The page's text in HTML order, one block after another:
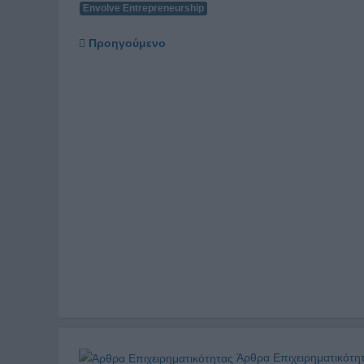
Envolve Entrepreneurship
Προηγούμενο
Άρθρα